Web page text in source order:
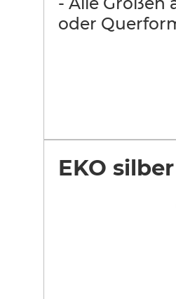
oder
EKO silber